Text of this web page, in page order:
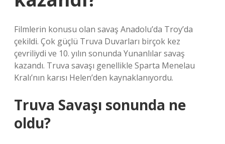
Filmlerin konusu olan savaş Anadolu’da Troy’da
çekildi. Çok güçlü Truva Duvarları birçok kez
çevriliydi ve 10. yılın sonunda Yunanlılar savaş
kazandı. Truva savaşı genellikle Sparta Menelau
Kralı’nın karısı Helen’den kaynaklanıyordu.
Truva Savaşı sonunda ne
oldu?